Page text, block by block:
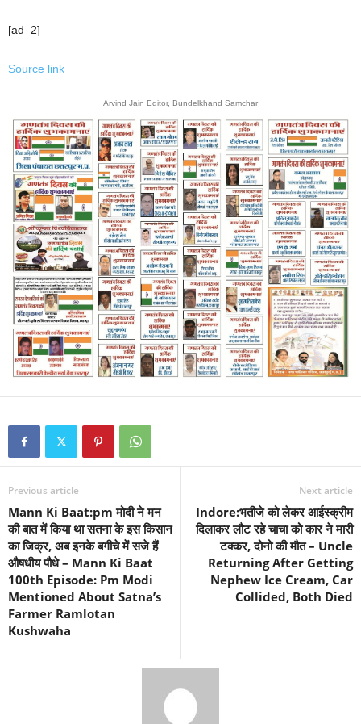
[ad_2]
Source link
Arvind Jain Editor, Bundelkhand Samchar
Previous article
Mann Ki Baat:pm मोदी ने मन
की बात में किया था सतना के इस किसान
का जिक्र, अब इनके बगीचे में सजे हैं
औषधीय पौधे – Mann Ki Baat
100th Episode: Pm Modi
Mentioned About Satna’s
Farmer Ramlotan
Kushwaha
Next article
Indore:भतीजे को लेकर आईस्क्रीम
दिलाकर लौट रहे चाचा को कार ने मारी
टक्कर, दोनो की मौत – Uncle
Returning After Getting
Nephew Ice Cream, Car
Collided, Both Died